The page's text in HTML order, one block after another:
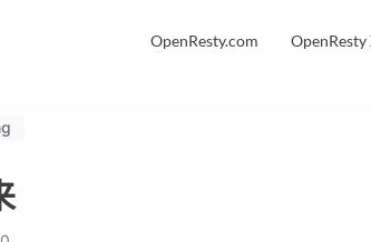
OpenResty.com OpenResty